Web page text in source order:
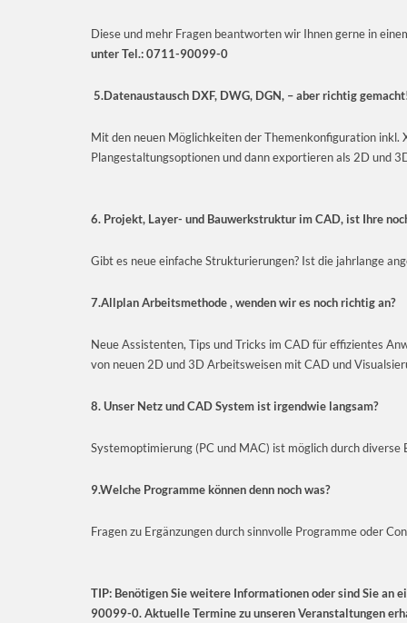
Diese und mehr Fragen beantworten wir Ihnen gerne in
unter Tel.: 0711-90099-0
5.Datenaustausch DXF, DWG, DGN, – aber richtig
Mit den neuen Möglichkeiten der Themenkonfiguration
Plangestaltungsoptionen und dann exportieren als 2D und
6. Projekt, Layer- und Bauwerkstruktur im CAD, ist Ihre
Gibt es neue einfache Strukturierungen? Ist die jahrlange
7.Allplan Arbeitsmethode , wenden wir es noch richtig an?
Neue Assistenten, Tips und Tricks im CAD für effizientes
von neuen 2D und 3D Arbeitsweisen mit CAD und
8. Unser Netz und CAD System ist irgendwie langsam?
Systemoptimierung (PC und MAC) ist möglich durch
9.Welche Programme können denn noch was?
Fragen zu Ergänzungen durch sinnvolle Programme oder
TIP: Benötigen Sie weitere Informationen oder sind Sie an
90099-0. Aktuelle Termine zu unseren Veranstaltungen